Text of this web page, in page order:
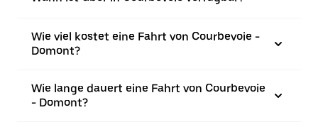
Wie viel kostet eine Fahrt von Courbevoie -
Domont?
Wie lange dauert eine Fahrt von Courbevoie
- Domont?